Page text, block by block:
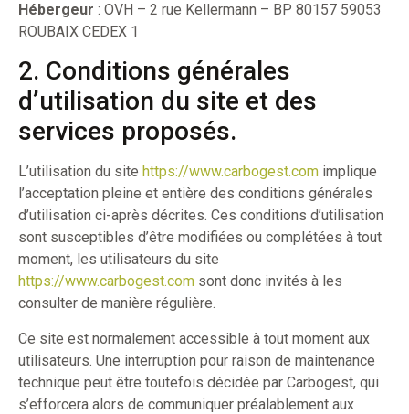
Hébergeur : OVH – 2 rue Kellermann – BP 80157 59053
ROUBAIX CEDEX 1
2. Conditions générales
d’utilisation du site et des
services proposés.
L’utilisation du site https://www.carbogest.com implique
l’acceptation pleine et entière des conditions générales
d’utilisation ci-après décrites. Ces conditions d’utilisation
sont susceptibles d’être modifiées ou complétées à tout
moment, les utilisateurs du site
https://www.carbogest.com sont donc invités à les
consulter de manière régulière.
Ce site est normalement accessible à tout moment aux
utilisateurs. Une interruption pour raison de maintenance
technique peut être toutefois décidée par Carbogest, qui
s’efforcera alors de communiquer préalablement aux